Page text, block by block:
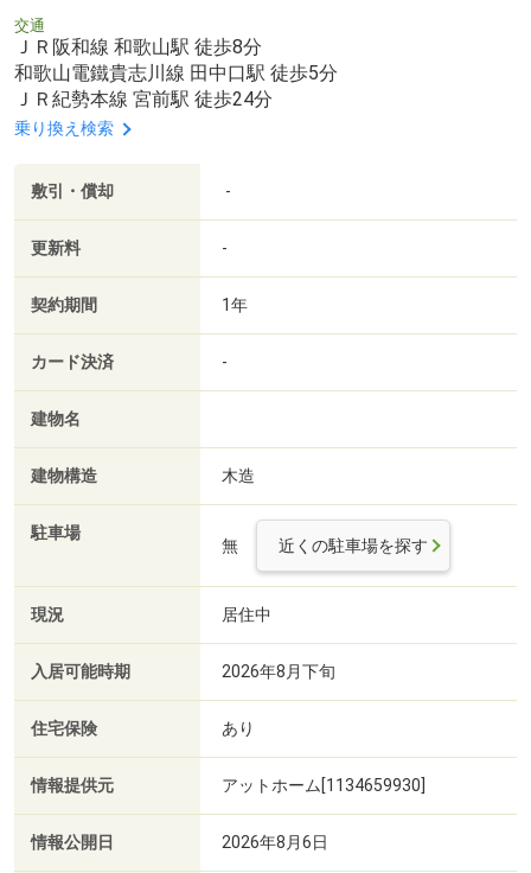
交通
ＪＲ阪和線 和歌山駅 徒歩8分
和歌山電鐵貴志川線 田中口駅 徒歩5分
ＪＲ紀勢本線 宮前駅 徒歩24分
乗り換え検索
敷引・償却 -
更新料 -
契約期間 1年
カード決済 -
建物名
建物構造 木造
駐車場
無 近くの駐車場を探す
現況 居住中
入居可能時期 2026年8月下旬
住宅保険 あり
情報提供元 アットホーム[1134659930]
情報公開日 2026年8月6日